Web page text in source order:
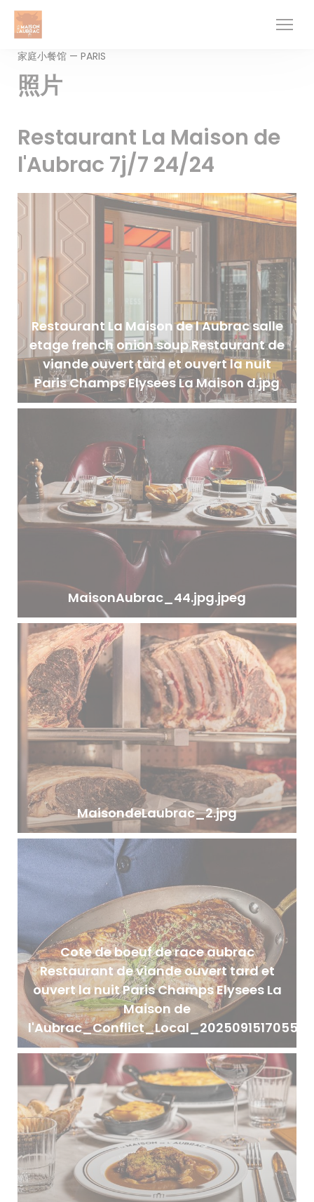
Cookie管理面板
家庭小餐馆 — PARIS
照片
Restaurant La Maison de
l'Aubrac 7j/7 24/24
Restaurant La Maison de l Aubrac salle
etage french onion soup Restaurant de
viande ouvert tard et ouvert la nuit
Paris Champs Elysees La Maison d.jpg
MaisonAubrac_44.jpg.jpeg
MaisondeLaubrac_2.jpg
Cote de boeuf de race aubrac
Restaurant de viande ouvert tard et
ouvert la nuit Paris Champs Elysees La
Maison de